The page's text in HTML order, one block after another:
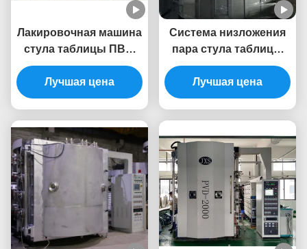
Лакировочная машина
стула таблицы ПВД,
лакировочная машина
глубокого вакуума
нержавеющей стали
Лучшая цена
Система низложения
пара стула таблицы
мебели нержавеющей
стали физическая
Лучшая цена